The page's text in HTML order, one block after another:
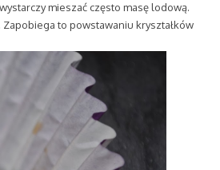
mieszać często masę lodową.
Zapobiega to powstawaniu kryształków